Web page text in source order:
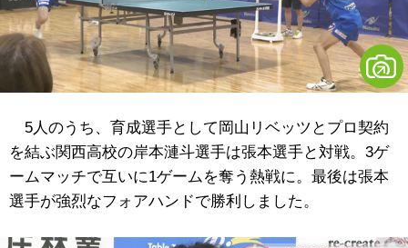
5人のうち、育成選手として岡山リベッツとプロ契約
を結ぶ関西高校の岸本漣斗選手は張本選手と対戦。3ゲ
ームマッチで互いに1ゲームを奪う熱戦に。最後は張本
選手が強烈なフォアハンドで勝利しました。